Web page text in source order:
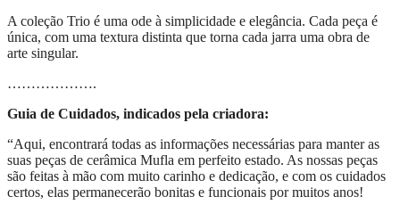
A coleção Trio é uma ode à simplicidade e elegância. Cada peça é
única, com uma textura distinta que torna cada jarra uma obra de
arte singular.
……………….
Guia de Cuidados, indicados pela criadora:
“Aqui, encontrará todas as informações necessárias para manter as
suas peças de cerâmica Mufla em perfeito estado. As nossas peças
são feitas à mão com muito carinho e dedicação, e com os cuidados
certos, elas permanecerão bonitas e funcionais por muitos anos!